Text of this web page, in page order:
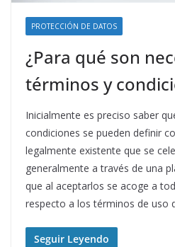
PROTECCIÓN DE DATOS
¿Para qué son
términos y
Inicialmente es preciso saber
condiciones se pueden definir
legalmente existente que se
generalmente a través de una
que al aceptarlos se acoge a
respecto a los términos de uso
Seguir Leyendo